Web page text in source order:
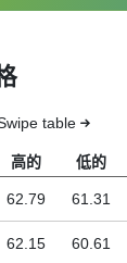
table
高的 低的
62.79 61.31
62.15 60.61